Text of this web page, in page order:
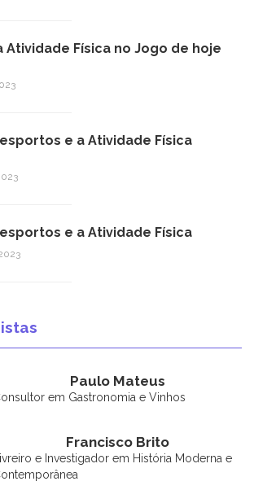
Atividade Física no Jogo de hoje
e a Atividade Física
e a Atividade Física
Paulo Mateus
em Gastronomia e Vinhos
Francisco Brito
Livreiro e Investigador em História Moderna e